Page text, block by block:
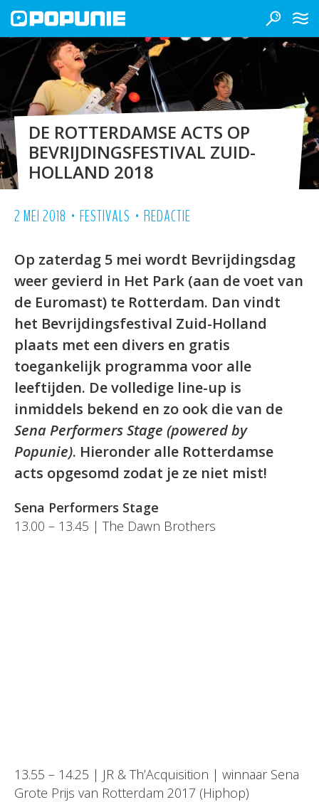
DE ROTTERDAMSE ACTS OP
BEVRIJDINGSFESTIVAL ZUID-
HOLLAND 2018
2 MEI 2018 • FESTIVALS • REDACTIE
Op zaterdag 5 mei wordt Bevrijdingsdag
weer gevierd in Het Park (aan de voet van
de Euromast) te Rotterdam. Dan vindt
het Bevrijdingsfestival Zuid-Holland
plaats met een divers en gratis
toegankelijk programma voor alle
leeftijden. De volledige line-up is
inmiddels bekend en zo ook die van de
Sena Performers Stage (powered by
Popunie). Hieronder alle Rotterdamse
acts opgesomd zodat je ze niet mist!
Sena Performers Stage
13.00 – 13.45 | The Dawn Brothers
13.55 – 14.25 | JR & Th’Acquisition | winnaar Sena
Grote Prijs van Rotterdam 2017 (Hiphop)